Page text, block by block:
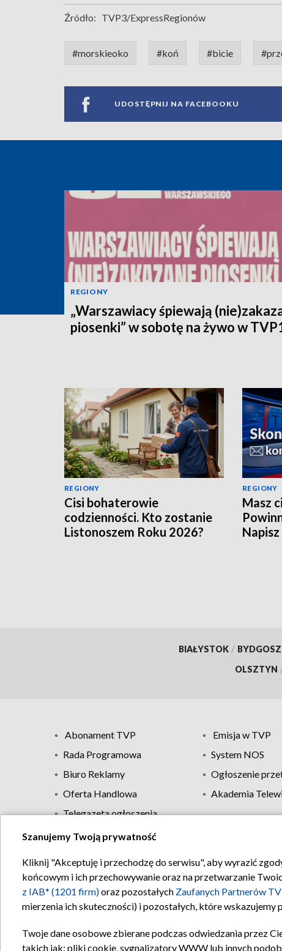
Źródło: TVP3/ExpressRegionów
#morskieoko #koń #bicie
UDOSTĘPNIJ NA FACEBOOKU
REGIONY
„Warszawiacy śpiewają
piosenki” w sobotę na żywo w
REGIONY
Cisi bohaterowie
codzienności. Kto zostanie
Listonoszem Roku 2026?
REGIONY
Masz
BIAŁYSTOK /
OLSZTYN
Abonament TVP Emisja w TVP
Rada Programowa
System NOS
Biuro Reklamy
Ogłoszenie
Oferta Handlowa
Akademia
Telegazeta ogłoszenia
Regulamin TVP
Szanujemy Twoją prywatność
Kliknij "Akceptuję i przechodzę do serwisu", aby wyrazić
końcowym i ich przechowywanie oraz na przetwarzanie
z IAB* (1201 firm)oraz pozostałych Zaufanych Partnerów
mierzenia ich skuteczności) i pozostałych, które
Twoje dane osobowe zbierane podczas odwiedzania przez
takich jak: pliki cookie, sygnalizatory WWW lub innych